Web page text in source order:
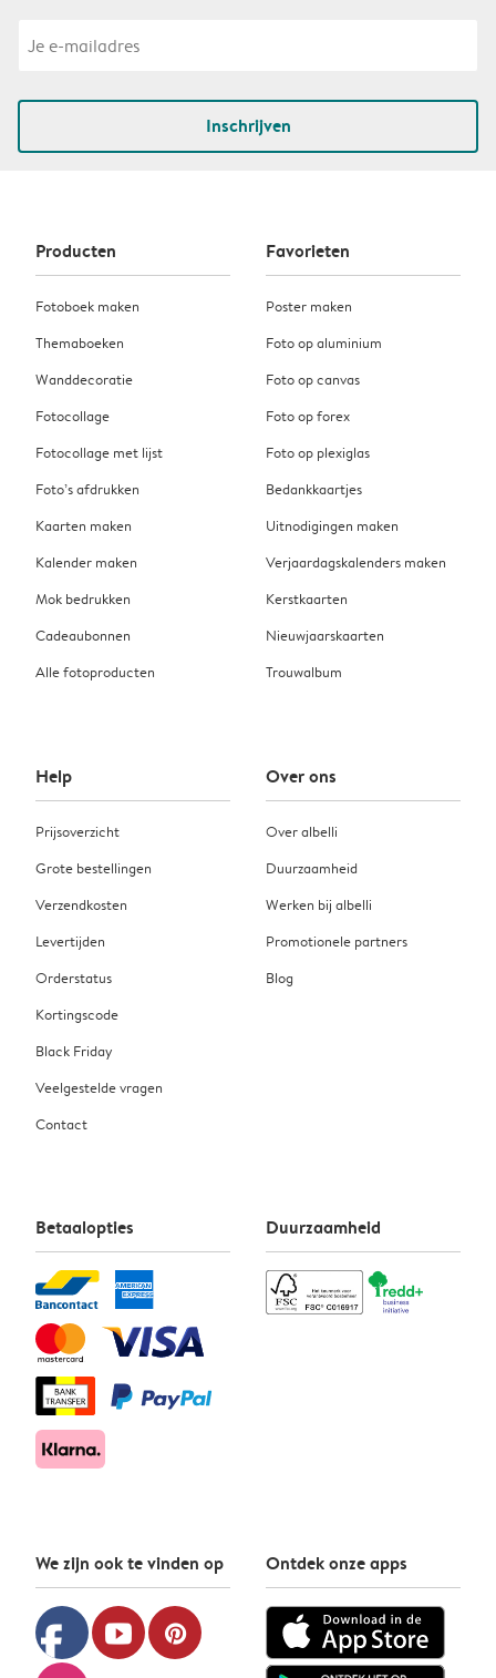
Inschrijven
Producten
Fotoboek maken
Themaboeken
Wanddecoratie
Fotocollage
Fotocollage met lijst
Foto’s afdrukken
Kaarten maken
Kalender maken
Mok bedrukken
Cadeaubonnen
Alle fotoproducten
Favorieten
Poster maken
Foto op aluminium
Foto op canvas
Foto op forex
Foto op plexiglas
Bedankkaartjes
Uitnodigingen maken
Verjaardagskalenders maken
Kerstkaarten
Nieuwjaarskaarten
Trouwalbum
Help
Prijsoverzicht
Grote bestellingen
Verzendkosten
Levertijden
Orderstatus
Kortingscode
Black Friday
Veelgestelde vragen
Contact
Over ons
Over albelli
Duurzaamheid
Werken bij albelli
Promotionele partners
Blog
Betaalopties Duurzaamheid
We zijn ook te vinden op
facebook youtube pinterest
Ontdek onze apps